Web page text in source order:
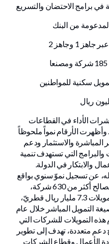
سكنية للمواطنين
الأداء في القطاعات
الرئيسية لأعماله خلال عام 2025. وأظهرت الأرقام نمواً ملحوظاً
المباشرة والاستثمار ودعم
التي تستهدف تنمية
والابتكار في الدولة.
عن تسجيل نموّ سنوي بواقع
5% لإجمالي الالتزامات التمويلية لصالح أكثر من 630 شركة،
ليبلغ إجمالي محفظة البنك من التمويلات 7.3 مليار ريال قطريّ،
بصيغة التمويل المباشر خلال عام
بلغ 30%، وتُقدَّم هذه التمويلات للشركات التي
متعددة، تهدف إلى تطوير
الأعمال وقطاع الشركات